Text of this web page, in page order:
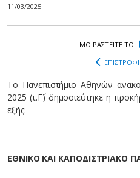
11/03/2025
ΜΟΙΡΑΣΤEIΤΕ ΤΟ:
Tο Πανεπιστήμιο Aθηνών
2025 (τ.Γ΄) δημοσιεύτηκε η
εξής:
ΕΘΝΙΚΟ ΚΑΙ ΚΑΠΟΔΙΣΤΡΙΑΚΟ